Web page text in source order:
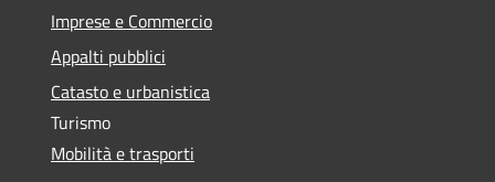
Imprese e Commercio
Appalti pubblici
Catasto e urbanistica
Turismo
Mobilità e trasporti